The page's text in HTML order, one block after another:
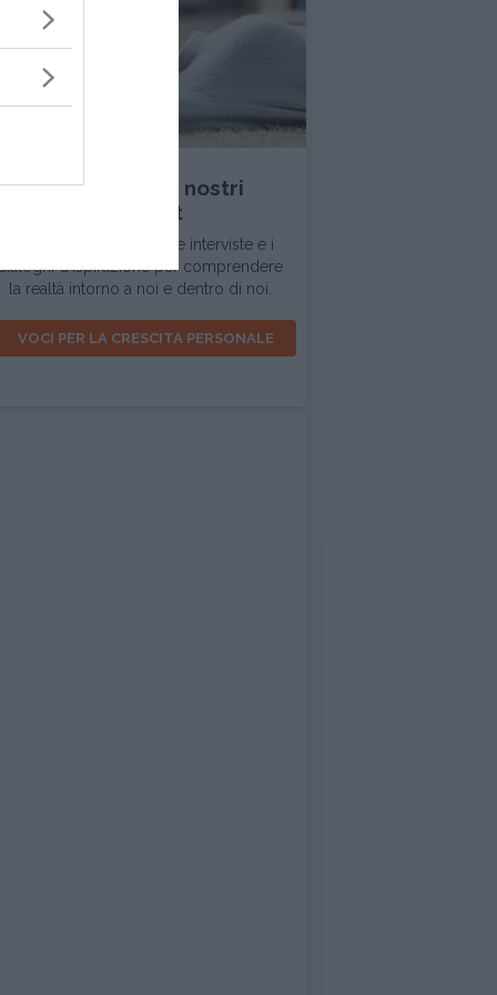
Ascolta tutti i nostri
podcast
In questa sezione trovi le interviste e i
d'ispirazione per comprendere
la realtà intorno a noi e dentro di noi.
VOCI PER LA CRESCITA PERSONALE